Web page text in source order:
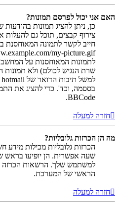
האם אני יכול לפרסם תמונות?
כן, ניתן להציג תמונות
צירוף קבצים, תוכל גם
חייב לקשר לתמונה המאוחסנת
לתמונות המאוחסנות על
שרת הנגיש לכולם) ולא תמונות
BBCode.
חזרה למעלה
מה הן הכרזות גלובליות?
הכרזות גלובליות מכילות
שעה אפשרית. הן יופיעו בראש
למשתמש שלך. הרשאות הכרזה
הראשי של המערכת.
חזרה למעלה